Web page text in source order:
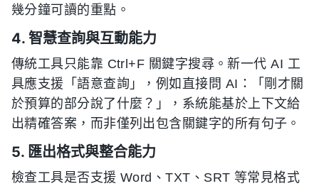
幾分鐘可讀的重點。
4. 智慧查詢與互動能力
傳統工具只能靠 Ctrl+F 關鍵字搜尋。新一代 AI 工
具應支援「語意查詢」，例如直接問 AI：「剛才關
於預算的部分說了什麼？」，系統能基於上下文給
出精確答案，而非僅列出包含關鍵字的所有句子。
5. 匯出格式與整合能力
檢查工具是否支援 Word、TXT、SRT 等常見格式